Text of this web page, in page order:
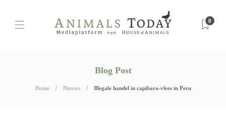
0
Blog Post
Home Nieuws Illegale handel in capibara-vlees in Peru